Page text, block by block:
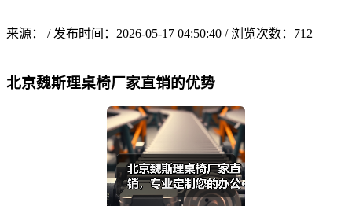
来源： / 发布时间：2026-05-17 04:50:40 / 浏览次数： 712
北京魏斯理桌椅厂家直销的优势